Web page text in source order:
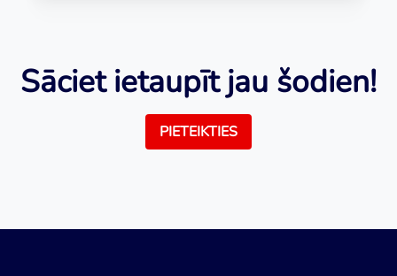
Sāciet ietaupīt jau šodien!
PIETEIKTIES